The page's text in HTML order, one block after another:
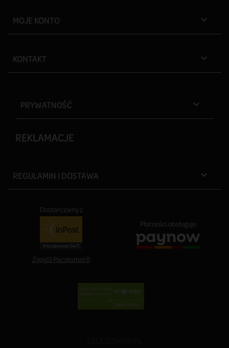
MOJE KONTO 
KONTAKT 
PRYWATNOŚĆ 
REKLAMACJE
REGULAMIN I DOSTAWA 
Dostarczamy z
Znajdź Paczkomat®
Płatności obsługuje